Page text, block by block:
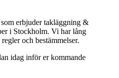
erbjuder takläggning &
i Stockholm. Vi har lång
och bestämmelser.
idag inför er kommande